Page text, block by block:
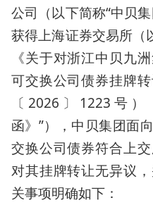
公司（以下简称“中贝
获得上海证券交易所（
《关于对浙江中贝九
可交换公司债券挂牌
〔2026〕1223号
函》”），中贝集团面
交换公司债券符合上
对其挂牌转让无异议
关事项明确如下：